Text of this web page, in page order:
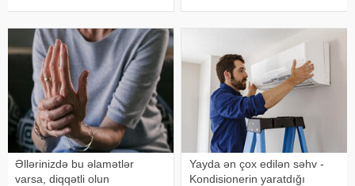
bilərsiniz. xəbər verir ki, çox vax
hərəkətindən gələn siqnallar
arasındakı uyğunsuzluqda
Əllərinizdə bu əlamətlər
varsa, diqqətli olun
Yayda ən çox edilən səhv -
Kondisionerin yaratdığı